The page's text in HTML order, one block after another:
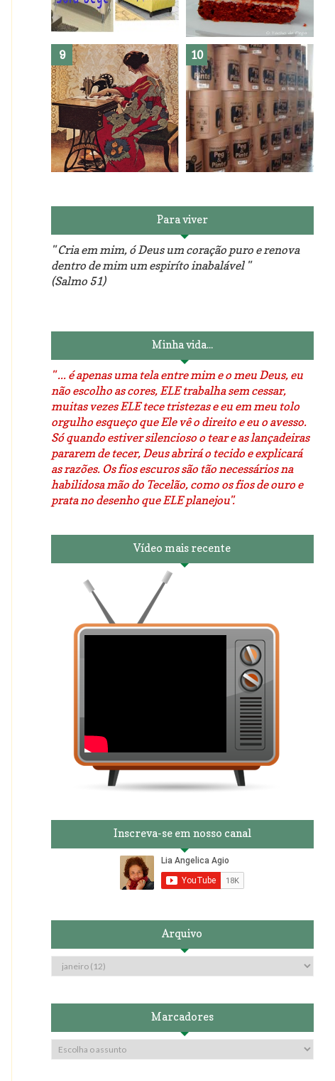
Como fazer leites vegetais ? O medo que habita em nós.
Reforma do sofá, agora é
em patchwork!
The Red Velvet !!! O Perfeito
Para viver
" Cria em mim, ó Deus um coração puro e renova
dentro de mim um espiríto inabalável "
(Salmo 51)
Minha vida...
" ... é apenas uma tela entre mim e o meu Deus, eu
não escolho as cores, ELE trabalha sem cessar,
muitas vezes ELE tece tristezas e eu em meu tolo
orgulho esqueço que Ele vê o direito e eu o avesso.
Só quando estiver silencioso o tear e as lançadeiras
pararem de tecer, Deus abrirá o tecido e explicará
as razões. Os fios escuros são tão necessários na
habilidosa mão do Tecelão, como os fios de ouro e
prata no desenho que ELE planejou".
Vídeo mais recente
Inscreva-se em nosso canal
Arquivo
Marcadores